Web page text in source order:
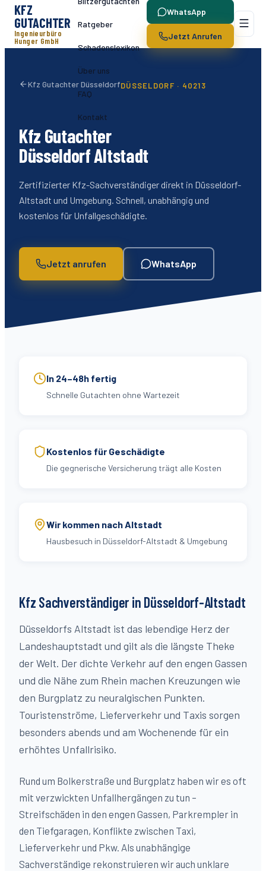
KFZ
GUTACHTER
Ingenieurbüro
Hunger GmbH
Ratgeber
Schadenslexikon
Über uns
FAQ
Kontakt
WhatsApp
Jetzt Anrufen
Kfz Gutachter DüsseldorfDÜSSELDORF · 40213
Kfz Gutachter
DüsseldorfAltstadt
Zertifizierter Kfz-Sachverständiger direkt in Düsseldorf-
Altstadt und Umgebung. Schnell, unabhängig und
kostenlos für Unfallgeschädigte.
Jetzt anrufen WhatsApp
In 24–48h fertig
Schnelle Gutachten ohne Wartezeit
Kostenlos für Geschädigte
Die gegnerische Versicherung trägt alle Kosten
Wir kommen nach Altstadt
Hausbesuch in Düsseldorf-Altstadt & Umgebung
Kfz Sachverständiger in Düsseldorf-Altstadt
Düsseldorfs Altstadt ist das lebendige Herz der
Landeshauptstadt und gilt als die längste Theke
der Welt. Der dichte Verkehr auf den engen Gassen
und die Nähe zum Rhein machen Kreuzungen wie
den Burgplatz zu neuralgischen Punkten.
Touristenströme, Lieferverkehr und Taxis sorgen
besonders abends und am Wochenende für ein
erhöhtes Unfallrisiko.
Rund um Bolkerstraße und Burgplatz haben wir es oft
mit verzwickten Unfallhergängen zu tun –
Streifschäden in den engen Gassen, Parkrempler in
den Tiefgaragen, Konflikte zwischen Taxi,
Lieferverkehr und Pkw. Als unabhängige
Sachverständige rekonstruieren wir auch unklare